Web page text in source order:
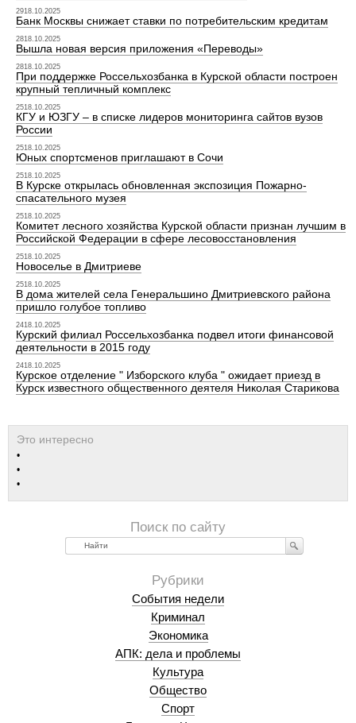
2918.10.2025
Банк Москвы снижает ставки по потребительским кредитам
2818.10.2025
Вышла новая версия приложения «Переводы»
2818.10.2025
При поддержке Россельхозбанка в Курской области построен
крупный тепличный комплекс
2518.10.2025
КГУ и ЮЗГУ – в списке лидеров мониторинга сайтов вузов
России
2518.10.2025
Юных спортсменов приглашают в Сочи
2518.10.2025
В Курске открылась обновленная экспозиция Пожарно-
спасательного музея
2518.10.2025
Комитет лесного хозяйства Курской области признан лучшим в
Российской Федерации в сфере лесовосстановления
2518.10.2025
Новоселье в Дмитриеве
2518.10.2025
В дома жителей села Генеральшино Дмитриевского района
пришло голубое топливо
2418.10.2025
Курский филиал Россельхозбанка подвел итоги финансовой
деятельности в 2015 году
2418.10.2025
Курское отделение " Изборского клуба " ожидает приезд в
Курск известного общественного деятеля Николая Старикова
Найти
События недели
Криминал
Экономика
АПК: дела и проблемы
Культура
Общество
Спорт